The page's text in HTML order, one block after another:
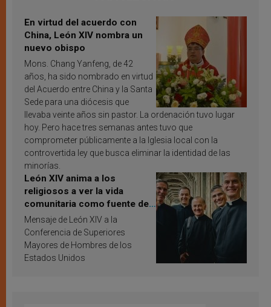
En virtud del acuerdo con
China, León XIV nombra un
nuevo obispo
Mons. Chang Yanfeng, de 42
años, ha sido nombrado en virtud
del Acuerdo entre China y la Santa
Sede para una diócesis que
llevaba veinte años sin pastor. La ordenación tuvo lugar
hoy. Pero hace tres semanas antes tuvo que
comprometer públicamente a la Iglesia local con la
controvertida ley que busca eliminar la identidad de las
minorías.
León XIV anima a los
religiosos a ver la vida
comunitaria como fuente de
inspiración y santificación
Mensaje de León XIV a la
Conferencia de Superiores
Mayores de Hombres de los
Estados Unidos